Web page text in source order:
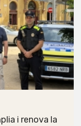
i renova la